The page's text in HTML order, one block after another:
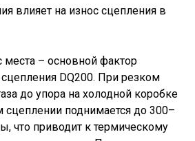
места – основной фактор
DQ200. При резком
до упора на холодной коробке
сцеплении поднимается до 300–
что приводит к термическому